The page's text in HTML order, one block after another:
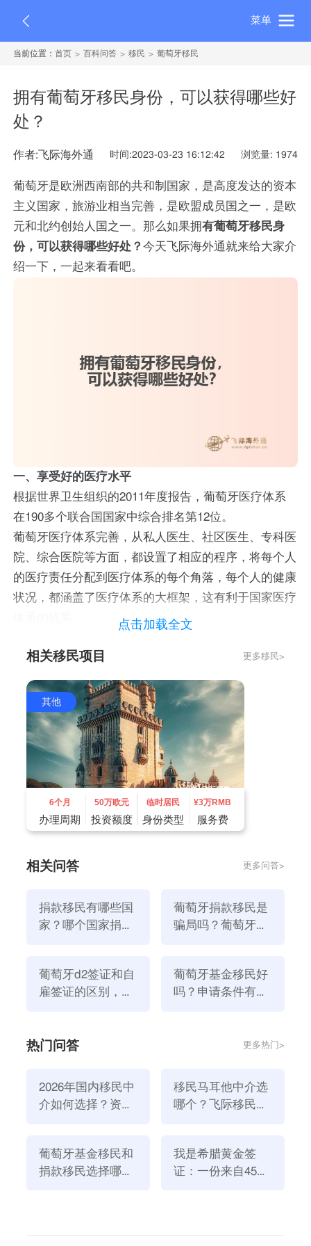
菜单
当前位置：首页 百科问答 移民 葡萄牙移民
拥有葡萄牙移民身份，可以获得哪些好
处？
作者:飞际海外通 时间:2023-03-23 16:12:42 浏览量: 1974
葡萄牙是欧洲西南部的共和制国家，是高度发达的资本
主义国家，旅游业相当完善，是欧盟成员国之一，是欧
元和北约创始人国之一。那么如果拥有葡萄牙移民身
份，可以获得哪些好处？今天飞际海外通就来给大家介
绍一下，一起来看看吧。
一、享受好的医疗水平
根据世界卫生组织的2011年度报告，葡萄牙医疗体系
在190多个联合国国家中综合排名第12位。
葡萄牙医疗体系完善，从私人医生、社区医生、专科医
院、综合医院等方面，都设置了相应的程序，将每个人
的医疗责任分配到医疗体系的每个角落，每个人的健康
状况，都涵盖了医疗体系的大框架，这有利于国家医疗
欧洲是福利国家的发源地。自上个世纪以来，西方国家
不断推进福利和保障体系，让所有人衣食无忧，享受免
费医疗和教育。
作为欧洲老牌资本主义皇帝，葡萄牙不愿意为人民提供
高水平的福利。葡萄牙的社会福利可以用从出生到坟墓
来形容:
孕妇和产妇享受:生育津贴、生育补贴、成年人就业后
享受:失业补贴、疾病津贴、带薪假期；
当你进入老年时，葡萄牙的福利仍然跟随着你。
阅读：葡萄牙移民生活
葡萄牙全国有6所大学被欧盟多维全球大学排行榜(U-
Multirank)选为世界高大学。
选为世界大学，其中里斯本大学和天主教大学的MBA
课程被选为世界上好的MBA课程。
点击加载全文
相关移民项目 更多移民>
其他
6个月
办理周期
50万欧元
投资额度
临时居民
身份类型
¥3万RMB
服务费
相关问答 更多问答>
捐款移民有哪些国
家？哪个国家捐款
葡萄牙捐款移民是
骗局吗？葡萄牙捐
葡萄牙d2签证和自
雇签证的区别，葡
葡萄牙基金移民好
吗？申请条件有哪
热门问答 更多热门>
2026年国内移民中
介如何选择？资
移民马耳他中介选
哪个？飞际移民是
葡萄牙基金移民和
捐款移民选择哪个
我是希腊黄金签
证：一份来自45亿